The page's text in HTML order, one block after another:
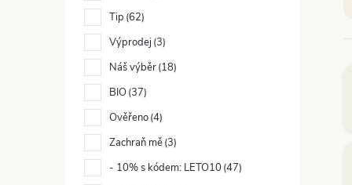
Tip 62
Výprodej 3
Náš výběr 18
BIO 37
Ověřeno 4
Zachraň mě 3
- 10% s kódem: LETO10 47